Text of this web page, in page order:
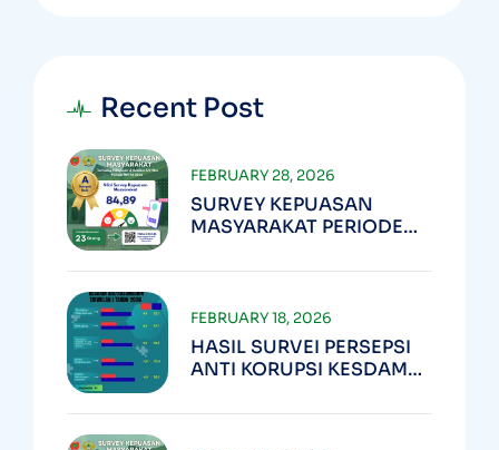
Recent Post
SURVEY KEPUASAN
MASYARAKAT PERIODE
FEBRUARY 28, 2026
HASIL SURVEI PERSEPSI
ANTI KORUPSI KESDAM
TAHUN 2026
FEBRUARY 18, 2026